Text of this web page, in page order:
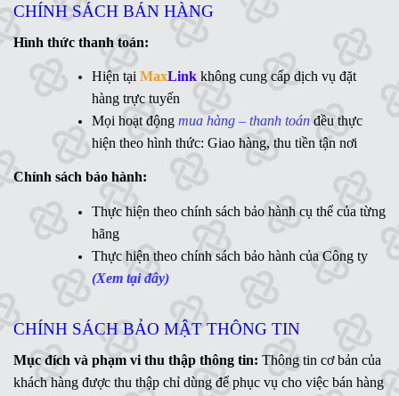
Ổ cứng di động,LCD,Networking, Linh kiện,....(Ms. Trâm
- 0944 908 249)
Synology , QNAP,Terramaster,Toshiba,Seagate,
,Ổ cứng di động ,LCD,Networking, Linh kiện,....(Ms.
Vân Anh - 0775 163 765)
Hotline:
MaxLink - 0906 730 778
. Linh - 0902 700 727
Mr. Ngữ - 0783 362 416
CHÍNH SÁCH BÁN HÀNG
Hình thức thanh toán:
Hiện tại MaxLink không cung cấp dịch vụ đặt
hàng trực tuyến
Mọi hoạt động mua hàng – thanh toán đều thực
hiện theo hình thức: Giao hàng, thu tiền tận nơi
Chính sách bảo hành:
Thực hiện theo chính sách bảo hành cụ thể của từng
hãng
Thực hiện theo chính sách bảo hành của Công ty
(Xem tại đây)
CHÍNH SÁCH BẢO MẬT THÔNG TIN
Mục đích và phạm vi thu thập thông tin: Thông tin cơ bản của
khách hàng được thu thập chỉ dùng để phục vụ cho việc bán hàng